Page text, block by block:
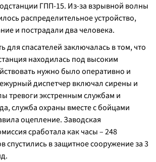
ГПП-15. Из-за взрывной волны
распределительное устройство,
и пострадали два человека.
для спасателей заключалась в том, что
находилась под высоким
нужно было оперативно и
диспетчер включал сирены и
тревоги экстренным службам и
служба охраны вместе с бойцами
оцепление. Заводская
сработала как часы – 248
спустились в защитное сооружение за 3